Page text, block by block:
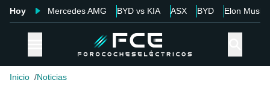
Hoy Mercedes AMG BYD vs KIA ASX BYD Elon Musk
Inicio Noticias